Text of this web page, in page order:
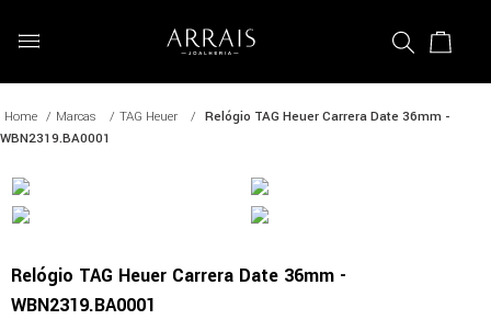
Marcas TAG Heuer
Relógio TAG Heuer Carrera Date 36mm -
WBN2319.BA0001
Relógio TAG Heuer Carrera Date 36mm -
WBN2319.BA0001